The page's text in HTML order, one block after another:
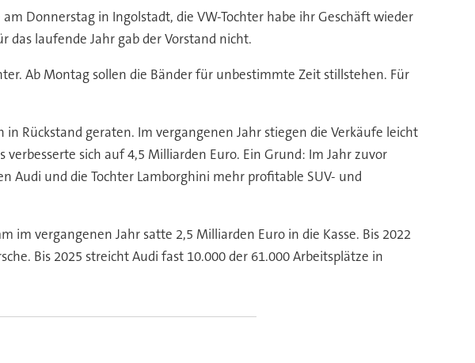
Donnerstag in Ingolstadt, die VW-Tochter habe ihr Geschäft wieder
laufende Jahr gab der Vorstand nicht.
Ab Montag sollen die Bänder für unbestimmte Zeit stillstehen. Für
Rückstand geraten. Im vergangenen Jahr stiegen die Verkäufe leicht
sich auf 4,5 Milliarden Euro. Ein Grund: Im Jahr zuvor
Audi und die Tochter Lamborghini mehr profitable SUV- und
im vergangenen Jahr satte 2,5 Milliarden Euro in die Kasse. Bis 2022
Bis 2025 streicht Audi fast 10.000 der 61.000 Arbeitsplätze in